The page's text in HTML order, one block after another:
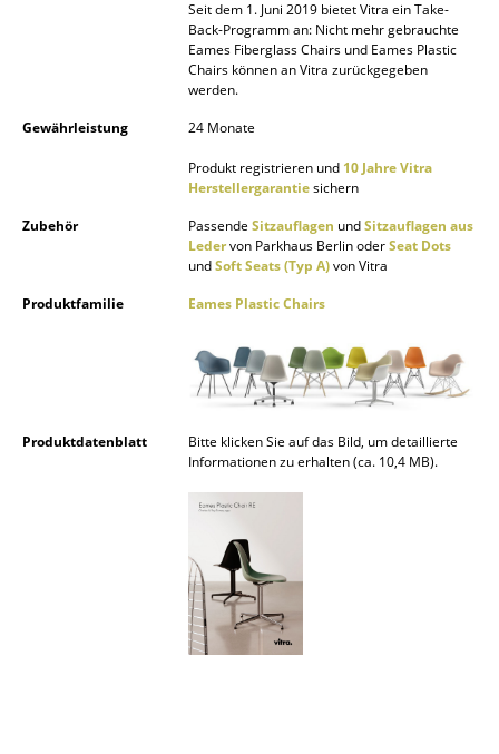
Le Corbusier
Ludwig Mies van der Rohe
Marcel Breuer
Verner Panton
... alle Designer A-Z
Frauen im Design
Seit dem 1. Juni 2019 bietet Vitra ein Take-
Back-Programm an: Nicht mehr gebrauchte
Eames Fiberglass Chairs und Eames Plastic
Chairs können an Vitra zurückgegeben
werden.
Gewährleistung
24 Monate
Produkt registrieren und 10 Jahre Vitra
Herstellergarantiesichern
Zubehör
Passende Sitzauflagen undSitzauflagen aus
Ledervon Parkhaus Berlin oderSeat Dots
undSoft Seats (Typ A)von Vitra
Produktfamilie
Eames Plastic Chairs
Produktdatenblatt
Bitte klicken Sie auf das Bild, um detaillierte
Informationen zu erhalten (ca. 10,4 MB).